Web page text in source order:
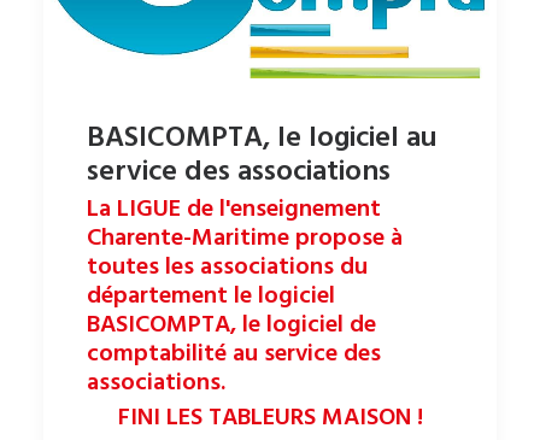
BASICOMPTA, le logiciel au
service des associations
La LIGUE de l'enseignement
Charente-Maritime propose à
toutes les associations du
département le logiciel
BASICOMPTA, le logiciel de
comptabilité au service des
associations.
FINI LES TABLEURS MAISON !